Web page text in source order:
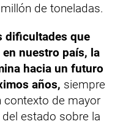
de toneladas.
dificultades que
nuestro país, la
hacia un futuro
años, siempre
contexto de mayor
estado sobre la